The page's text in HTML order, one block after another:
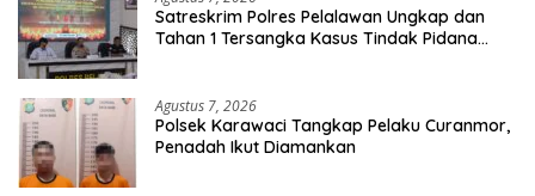
Satreskrim Polres Pelalawan Ungkap dan
Tahan 1 Tersangka Kasus Tindak Pidana
Agustus 7, 2026
Polsek Karawaci Tangkap Pelaku Curanmor,
Penadah Ikut Diamankan